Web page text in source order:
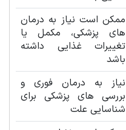
ممکن است نیاز به درمان
های پزشکی، مکمل یا
تغییرات غذایی داشته
باشد
نیاز به درمان فوری و
بررسی های پزشکی برای
شناسایی علت